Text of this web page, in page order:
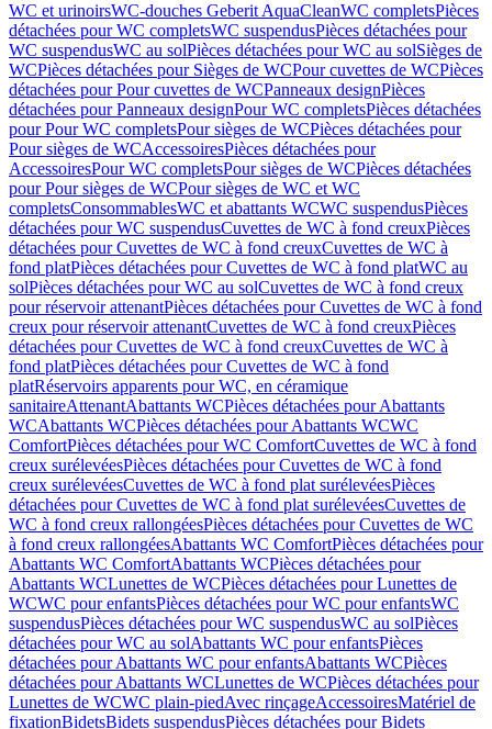
WC et urinoirsWC-douches Geberit AquaCleanWC completsPièces
détachées pour WC completsWC suspendusPièces détachées pour
WC suspendusWC au solPièces détachées pour WC au solSièges de
WCPièces détachées pour Sièges de WCPour cuvettes de WCPièces
détachées pour Pour cuvettes de WCPanneaux designPièces
détachées pour Panneaux designPour WC completsPièces détachées
pour Pour WC completsPour sièges de WCPièces détachées pour
Pour sièges de WCAccessoiresPièces détachées pour
AccessoiresPour WC completsPour sièges de WCPièces détachées
pour Pour sièges de WCPour sièges de WC et WC
completsConsommablesWC et abattants WCWC suspendusPièces
détachées pour WC suspendusCuvettes de WC à fond creuxPièces
détachées pour Cuvettes de WC à fond creuxCuvettes de WC à
fond platPièces détachées pour Cuvettes de WC à fond platWC au
solPièces détachées pour WC au solCuvettes de WC à fond creux
pour réservoir attenantPièces détachées pour Cuvettes de WC à fond
creux pour réservoir attenantCuvettes de WC à fond creuxPièces
détachées pour Cuvettes de WC à fond creuxCuvettes de WC à
fond platPièces détachées pour Cuvettes de WC à fond
platRéservoirs apparents pour WC, en céramique
sanitaireAttenantAbattants WCPièces détachées pour Abattants
WCAbattants WCPièces détachées pour Abattants WCWC
ComfortPièces détachées pour WC ComfortCuvettes de WC à fond
creux surélevéesPièces détachées pour Cuvettes de WC à fond
creux surélevéesCuvettes de WC à fond plat surélevéesPièces
détachées pour Cuvettes de WC à fond plat surélevéesCuvettes de
WC à fond creux rallongéesPièces détachées pour Cuvettes de WC
à fond creux rallongéesAbattants WC ComfortPièces détachées pour
Abattants WC ComfortAbattants WCPièces détachées pour
Abattants WCLunettes de WCPièces détachées pour Lunettes de
WCWC pour enfantsPièces détachées pour WC pour enfantsWC
suspendusPièces détachées pour WC suspendusWC au solPièces
détachées pour WC au solAbattants WC pour enfantsPièces
détachées pour Abattants WC pour enfantsAbattants WCPièces
détachées pour Abattants WCLunettes de WCPièces détachées pour
Lunettes de WCWC plain-piedAvec rinçageAccessoiresMatériel de
fixationBidetsBidets suspendusPièces détachées pour Bidets